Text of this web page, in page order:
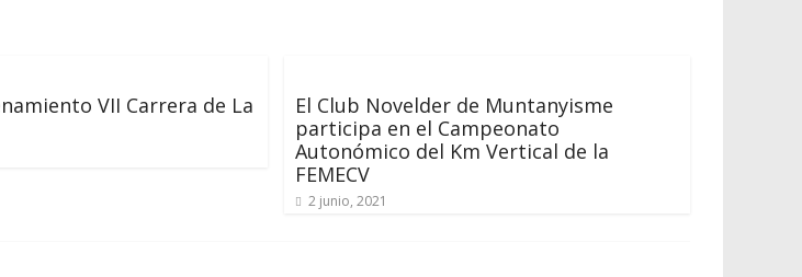
VII Carrera de La
El Club Novelder de Muntanyisme
participa en el Campeonato
Autonómico del Km Vertical de la
FEMECV
2 junio, 2021